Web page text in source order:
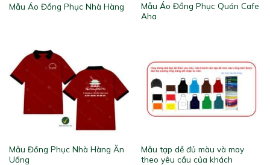
Mẫu Áo Đồng Phục Nhà Hàng
Mẫu Áo Đồng Phục Quán Cafe
Aha
Mẫu Đồng Phục Nhà Hàng Ăn
Uống
Mẫu tạp dề đủ màu và may
theo yêu cầu của khách